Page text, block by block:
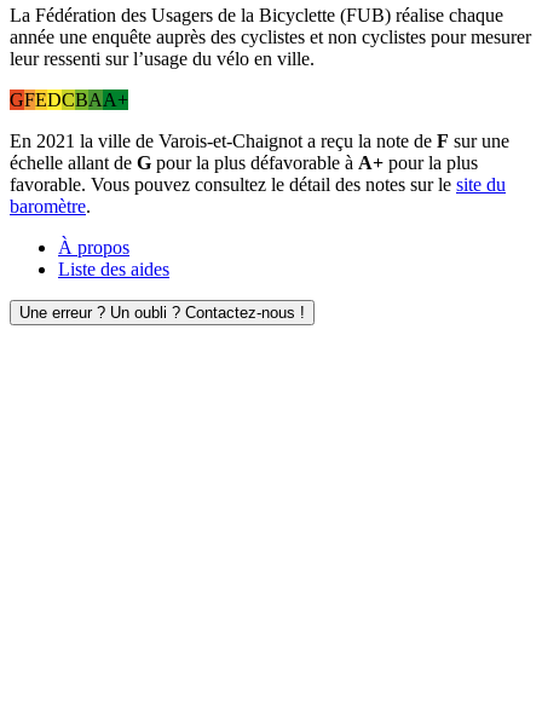
La Fédération des Usagers de la Bicyclette (FUB) réalise chaque
année une enquête auprès des cyclistes et non cyclistes pour mesurer
leur ressenti sur l’usage du vélo en ville.
GFEDCBAA+
En 2021 la ville de Varois-et-Chaignot a reçu la note de F sur une
échelle allant de G pour la plus défavorable à A+ pour la plus
favorable. Vous pouvez consultez le détail des notes sur le site du
baromètre.
À propos
Liste des aides
Une erreur ? Un oubli ? Contactez-nous !